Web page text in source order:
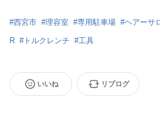
#西宮市 #理容室 #専用駐車場 #ヘアーサ
R #トルクレンチ #工具
いいね リブログ